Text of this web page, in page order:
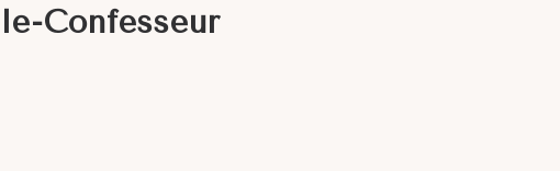
Confesseur